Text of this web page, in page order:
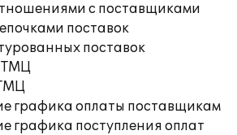
с поставщиками
поставок
поставок
ТМЦ
графика оплаты поставщикам
графика поступления оплат